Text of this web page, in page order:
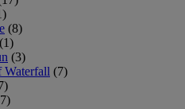
(8)
(1)
(3)
Waterfall (7)